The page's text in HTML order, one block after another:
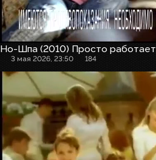
Но-Шпа (2010) Просто работает
3 мая 2026, 23:50 184